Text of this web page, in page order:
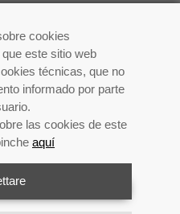
cookies
este sitio web
técnicas, que no
informado por parte
las cookies de este
aquí
solicitarlo en el
di accesso